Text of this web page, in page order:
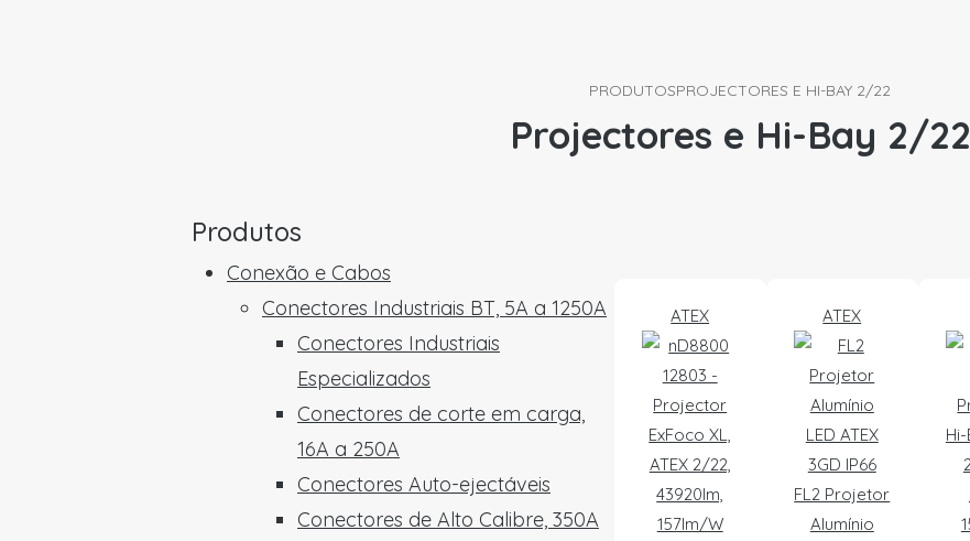
PRODUTOSPROJECTORES E HI-BAY 2/22
Projectores e Hi-Bay 2/22
Produtos
Conexão e Cabos
Conectores Industriais BT, 5A a 1250A
Conectores Industriais
Especializados
Conectores de corte em carga,
16A a 250A
Conectores Auto-ejectáveis
Conectores de Alto Calibre, 350A
ATEX ATEX
FL2 Projetor
Alumínio